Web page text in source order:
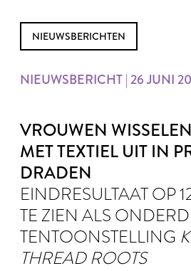
NIEUWSBERICHTEN
NIEUWSBERICHT | 26 JUNI
VROUWEN
MET TEXTIEL UIT IN
DRADEN
EINDRESULTAAT OP
TE ZIEN ALS
TENTOONSTELLING
THREAD ROOTS